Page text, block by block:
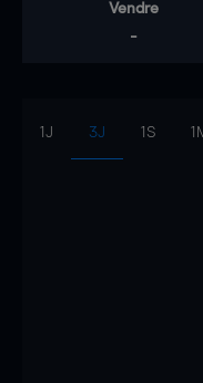
Vendre
-
1J 3J 1S